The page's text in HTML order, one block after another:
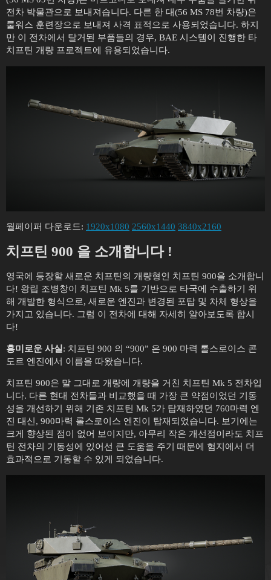
전차 박물관으로 보내져습니다. 다른 한 대(56 MS 78번 차량)은
룰워스 훈련장으로 보내져 사격 표적으로 사용되었습니다. 하지
만 이 전차에서 탈거된 부품들의 경우, BAE 시스템이 진행한 타
치프틴 개량 프로젝트에 유용되었습니다.
월페이퍼 다운로드: 1920x1080 2560x1440 3840x2160
치프틴 900 을 소개합니다 !
영국에 등장할 새로운 치프틴의 개량형인 치프틴 900을 소개합니
다! 왕립 조병창이 치프틴 Mk 5를 기반으로 타국에 수출하기 위
해 개발한 형식으로, 새로운 엔진과 변경된 포탑 및 차체 형상을
가지고 있습니다. 그럼 이 전차에 대해 자세히 알아보도록 합시
다!
흥미로운 사실 : 치프틴 900 의 “900” 은 900 마력 롤스로이스 콘
도르 엔진에서 이름을 따왔습니다.
치프틴 900은 말 그대로 개량에 개량을 거친 치프틴 Mk 5 전차입
니다. 다른 현대 전차들과 비교했을 때 가장 큰 약점이었던 기동
성을 개선하기 위해 기존 치프틴 Mk 5가 탑재하였던 760마력 엔
진 대신, 900마력 롤스로이스 엔진이 탑재되었습니다. 보기에는
크게 향상된 점이 없어 보이지만, 아무리 작은 개선점이라도 치프
틴 전차의 기동성에 있어선 큰 도움을 주기 때문에 험지에서 더
효과적으로 기동할 수 있게 되었습니다.